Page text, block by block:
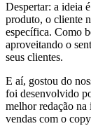
Despertar: a ideia
produto, o cliente
específica. Como
aproveitando o
seus clientes.
E aí, gostou do
foi desenvolvido
melhor redação na
vendas com o